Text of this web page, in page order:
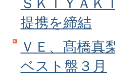
ＳＫＩＹＡＫ
提携を締結
ＶＥ、髙橋真
ベスト盤３月